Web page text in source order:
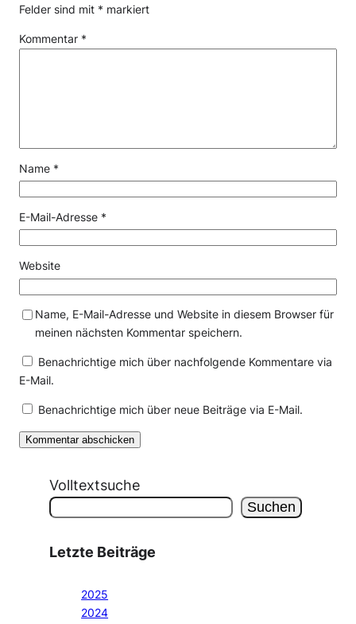
Felder sind mit * markiert
Kommentar *
Name *
E-Mail-Adresse *
Website
Name, E-Mail-Adresse und Website in diesem Browser für
meinen nächsten Kommentar speichern.
Benachrichtige mich über nachfolgende Kommentare via
E-Mail.
Benachrichtige mich über neue Beiträge via E-Mail.
Volltextsuche
Suchen
Letzte Beiträge
2025
2024